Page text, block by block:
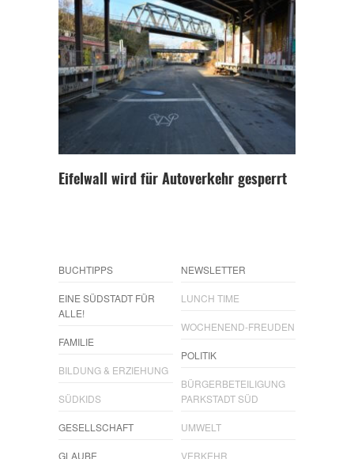
Eifelwall wird für Autoverkehr gesperrt
BUCHTIPPS
EINE SÜDSTADT FÜR
ALLE!
FAMILIE
BILDUNG & ERZIEHUNG
SÜDKIDS
GESELLSCHAFT
GLAUBE
NEWSLETTER
LUNCH TIME
WOCHENEND-FREUDEN
POLITIK
BÜRGERBETEILIGUNG
PARKSTADT SÜD
UMWELT
VERKEHR